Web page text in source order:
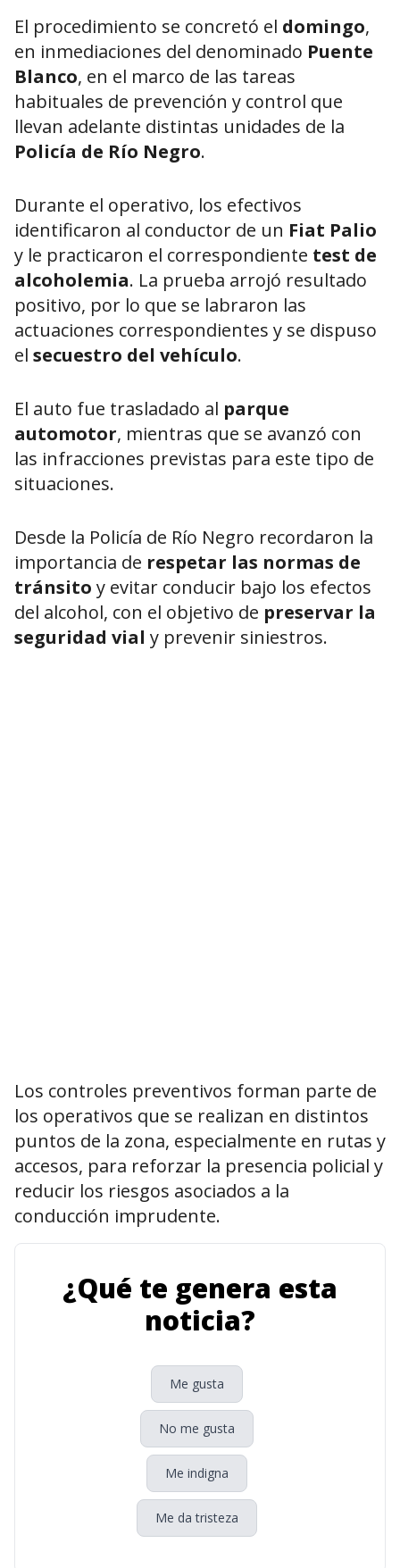
El procedimiento se concretó el domingo,
en inmediaciones del denominado Puente
Blanco, en el marco de las tareas
habituales de prevención y control que
llevan adelante distintas unidades de la
Policía de Río Negro.
Durante el operativo, los efectivos
identificaron al conductor de un Fiat Palio
y le practicaron el correspondiente test de
alcoholemia. La prueba arrojó resultado
positivo, por lo que se labraron las
actuaciones correspondientes y se dispuso
el secuestro del vehículo.
El auto fue trasladado al parque
automotor, mientras que se avanzó con
las infracciones previstas para este tipo de
situaciones.
Desde la Policía de Río Negro recordaron la
importancia de respetar las normas de
tránsito y evitar conducir bajo los efectos
del alcohol, con el objetivo de preservar la
seguridad vial y prevenir siniestros.
Los controles preventivos forman parte de
los operativos que se realizan en distintos
puntos de la zona, especialmente en rutas y
accesos, para reforzar la presencia policial y
reducir los riesgos asociados a la
conducción imprudente.
¿Qué te genera esta
noticia?
Me gusta
No me gusta
Me indigna
Me da tristeza